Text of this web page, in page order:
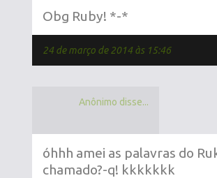
Obg Ruby! *-*
24 de março de 2014 às 15:46
Anônimo disse...
óhhh amei as palavras do
chamado?-q! kkkkkkk